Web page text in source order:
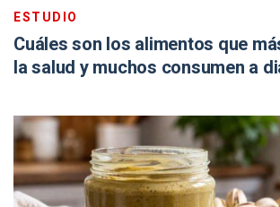
ESTUDIO
Cuáles son los alimentos que
la salud y muchos consumen a